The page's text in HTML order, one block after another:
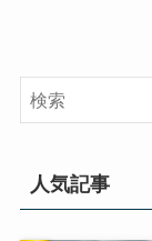
人気記事